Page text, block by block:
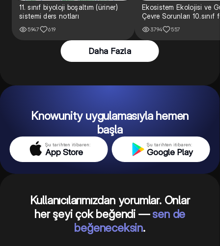
11. sınıf biyoloji boşaltım (üriner)
sistemi ders notları
5947 619
Ekosistem Ekolojisi ve
Çevre Sorunları 10.sınıf
3794 557
Daha Fazla
Knowunity uygulamasıyla hemen
başla
Şu tarihten itibaren:
App Store
Şu tarihten itibaren:
Google Play
Kullanıcılarımızdan yorumlar. Onlar
her şeyi çok beğendi —sen de
beğeneceksin.